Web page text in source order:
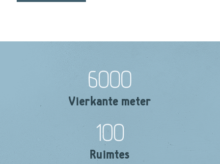
6000
Vierkante meter
100
Ruimtes